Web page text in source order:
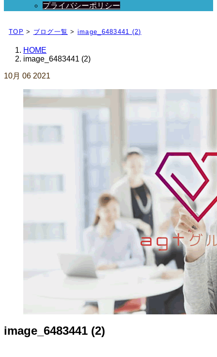
プライバシーポリシー
日々、ブログを更新中！
TOP > ブログ一覧 > image_6483441 (2)
HOME
image_6483441 (2)
10月 06 2021
image_6483441 (2)